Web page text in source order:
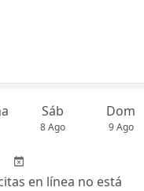
Sáb
8 Ago
Dom
9 Ago
en línea no está